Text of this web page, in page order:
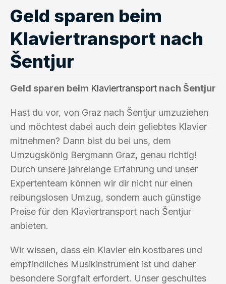
Geld sparen beim
Klaviertransport nach
Šentjur
Geld sparen beim Klaviertransport nach Šentjur
Hast du vor, von Graz nach Šentjur umzuziehen
und möchtest dabei auch dein geliebtes Klavier
mitnehmen? Dann bist du bei uns, dem
Umzugskönig Bergmann Graz, genau richtig!
Durch unsere jahrelange Erfahrung und unser
Expertenteam können wir dir nicht nur einen
reibungslosen Umzug, sondern auch günstige
Preise für den Klaviertransport nach Šentjur
anbieten.
Wir wissen, dass ein Klavier ein kostbares und
empfindliches Musikinstrument ist und daher
besondere Sorgfalt erfordert. Unser geschultes